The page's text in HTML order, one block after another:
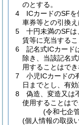
のとする。
4
ICカードのSF
車券等との引換え
5
十円未満のSF
賃等に充当するこ
6
記名式ICカード
除き、当該記名
用することはでき
7
小児ICカードの
日までとし、有
8
偽造、変造又は
使用することはで
(令和七企
(個人情報の取扱